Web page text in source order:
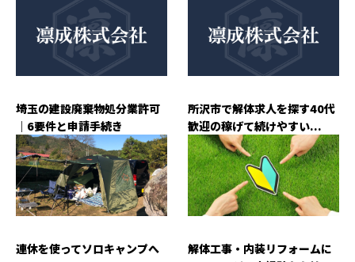
埼玉の建設廃棄物処分業許可
｜6要件と申請手続き
所沢市で解体求人を探す40代
歓迎の稼げて続けやすい...
連休を使ってソロキャンプへ
解体工事・内装リフォームに